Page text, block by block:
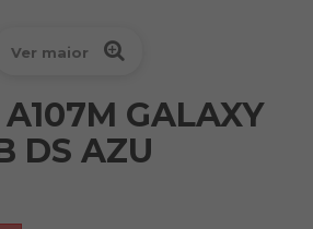
Ver maior
GALAXY
DS AZU